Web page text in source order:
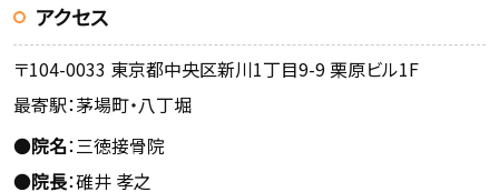
アクセス
〒104-0033 東京都中央区新川1丁目9-9 栗原ビル1F
最寄駅：茅場町・八丁堀
●院名：三徳接骨院
●院長：碓井 孝之